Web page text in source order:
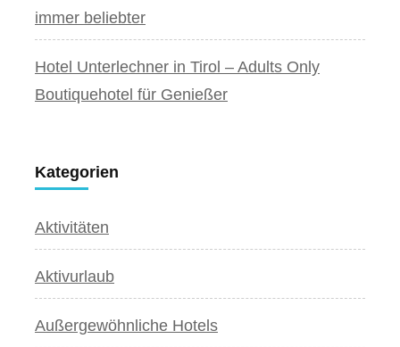
immer beliebter
Hotel Unterlechner in Tirol – Adults Only
Boutiquehotel für Genießer
Kategorien
Aktivitäten
Aktivurlaub
Außergewöhnliche Hotels